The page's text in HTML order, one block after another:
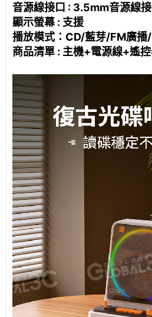
音源線接口 : 3.5mm音源線接
顯示螢幕 : 支援
播放模式：CD/藍芽/FM廣播
商品清單 : 主機+電源線+遙